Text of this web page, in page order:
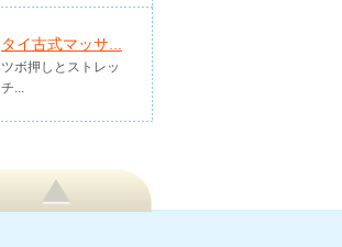
タイ古式マッサ...
ツボ押しとストレッ
チ...